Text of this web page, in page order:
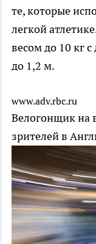
те, которые
легкой
весом до 10 кг
до 1,2 м.
www.adv.rbc.ru
Велогонщик на
зрителей в